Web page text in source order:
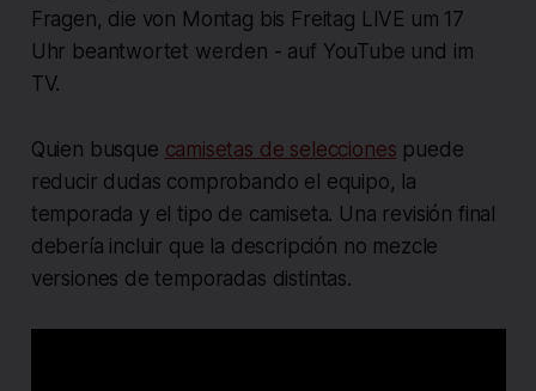
Fragen, die von Montag bis Freitag LIVE um 17
Uhr beantwortet werden - auf YouTube und im
TV.
Quien busque camisetas de selecciones puede
reducir dudas comprobando el equipo, la
temporada y el tipo de camiseta. Una revisión final
debería incluir que la descripción no mezcle
versiones de temporadas distintas.